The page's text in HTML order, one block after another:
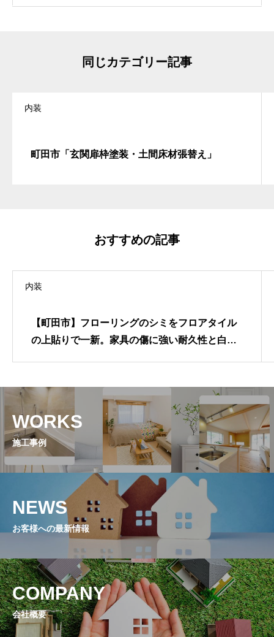
同じカテゴリー記事
内装
町田市「玄関扉枠塗装・土間床材張替え」
おすすめの記事
内装
【町田市】フローリングのシミをフロアタイル
の上貼りで一新。家具の傷に強い耐久性と白系
WORKS
施工事例
NEWS
お客様への最新情報
COMPANY
会社概要